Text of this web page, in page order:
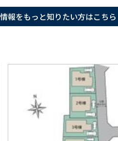
報をもっと知りたい方はこちら